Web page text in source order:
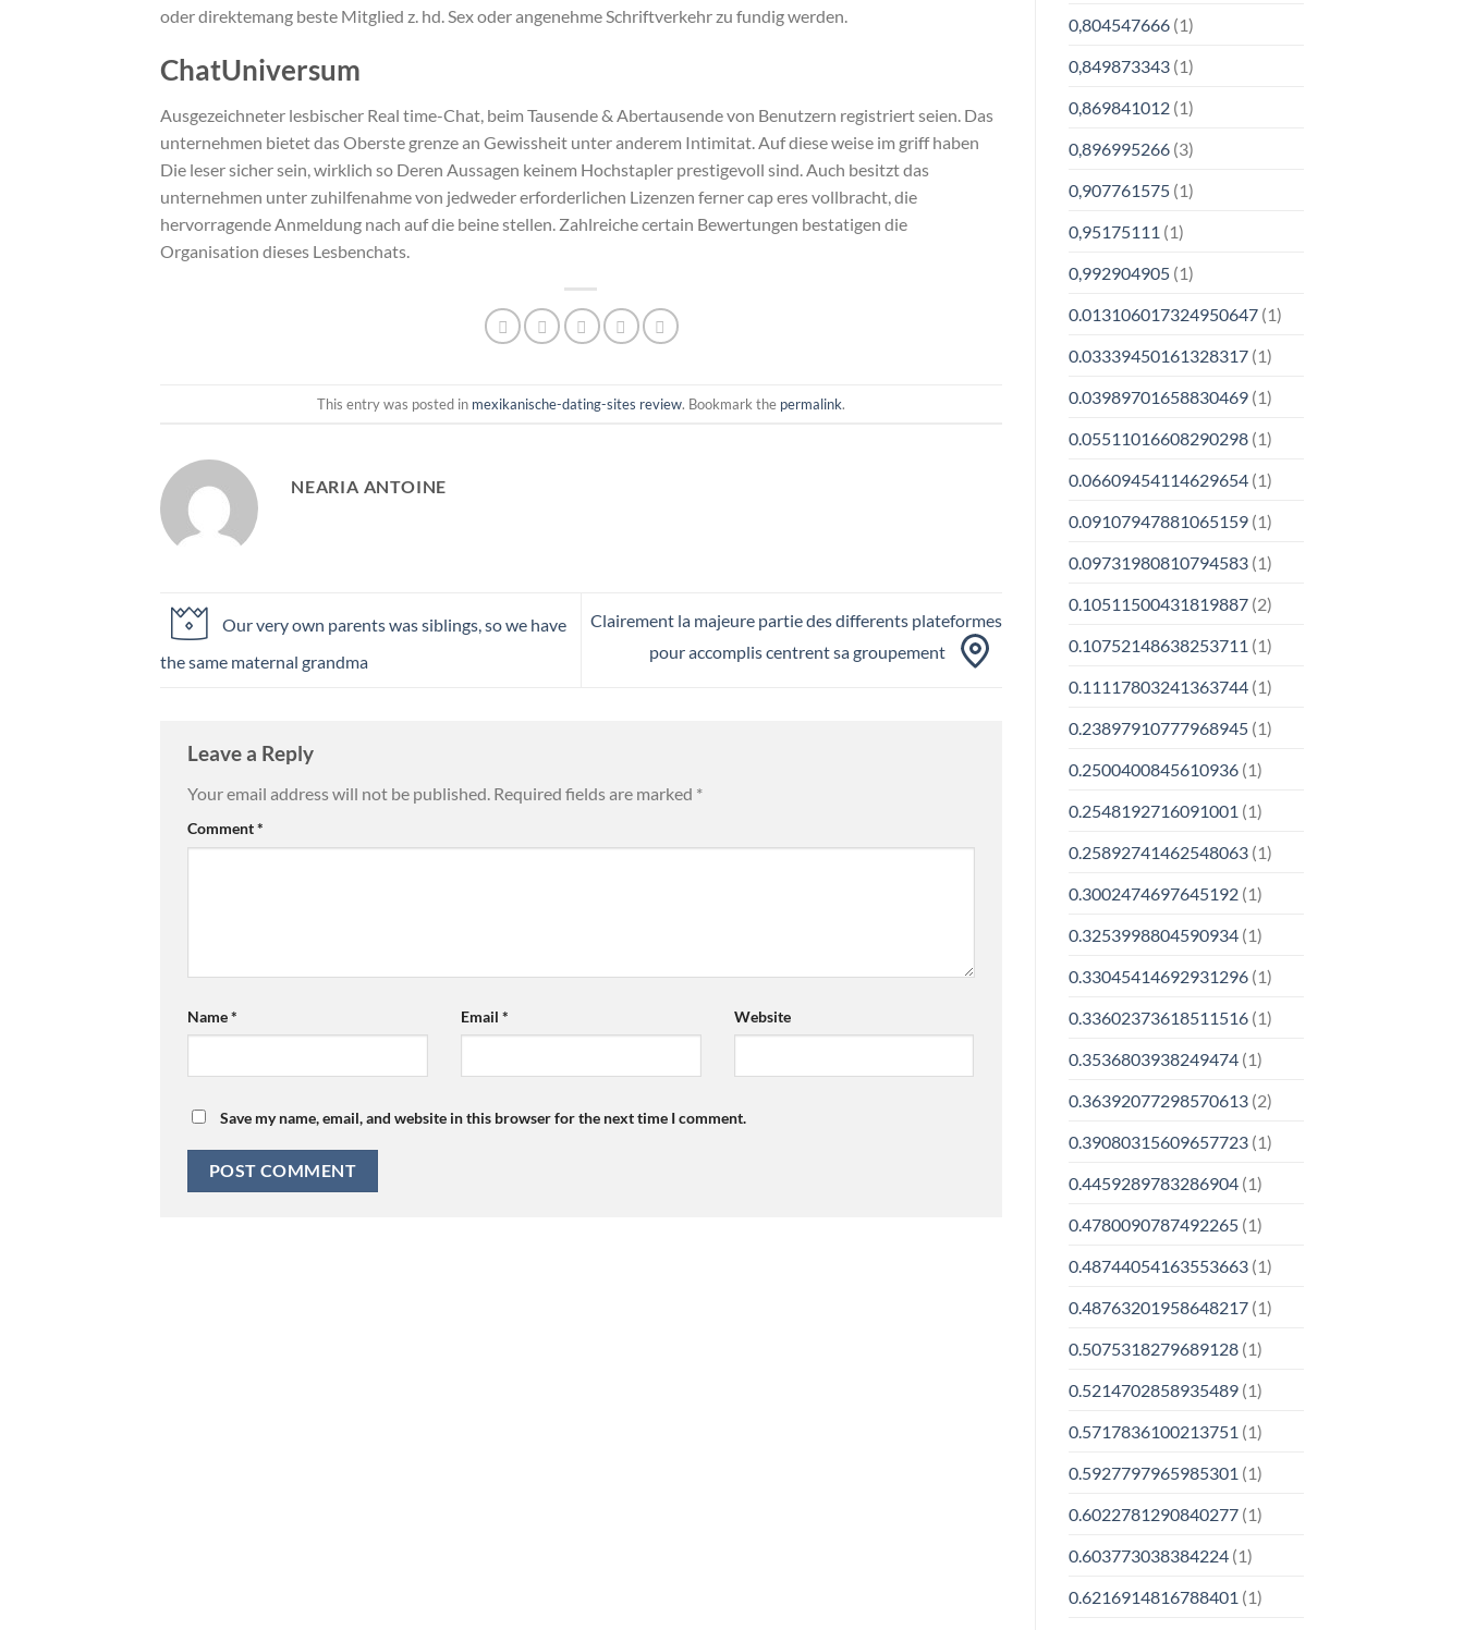
oder direktemang beste Mitglied z. hd. Sex oder angenehme Schriftverkehr zu fundig werden.
ChatUniversum
Ausgezeichneter lesbischer Real time-Chat, beim Tausende & Abertausende von Benutzern registriert seien. Das
unternehmen bietet das Oberste grenze an Gewissheit unter anderem Intimitat. Auf diese weise im griff haben
Die leser sicher sein, wirklich so Deren Aussagen keinem Hochstapler prestigevoll sind. Auch besitzt das
unternehmen unter zuhilfenahme von jedweder erforderlichen Lizenzen ferner cap eres vollbracht, die
hervorragende Anmeldung nach auf die beine stellen. Zahlreiche certain Bewertungen bestatigen die
Organisation dieses Lesbenchats.
This entry was posted in mexikanische-dating-sites review. Bookmark the permalink.
NEARIA ANTOINE
Our very own parents was siblings, so we have
the same maternal grandma
Clairement la majeure partie des differents plateformes
pour accomplis centrent sa groupement
Leave a Reply
Your email address will not be published. Required fields are marked *
Comment*
Name* Email * Website
Save my name, email, and website in this browser for the next time I comment.
0,804547666(1)
0,849873343(1)
0,869841012(1)
0,896995266(3)
0,907761575(1)
0,95175111 (1)
0,992904905(1)
0.013106017324950647(1)
0.03339450161328317(1)
0.03989701658830469(1)
0.05511016608290298(1)
0.06609454114629654(1)
0.09107947881065159(1)
0.09731980810794583(1)
0.10511500431819887(2)
0.10752148638253711 (1)
0.11117803241363744(1)
0.23897910777968945(1)
0.2500400845610936(1)
0.2548192716091001 (1)
0.25892741462548063(1)
0.3002474697645192(1)
0.3253998804590934(1)
0.33045414692931296(1)
0.33602373618511516(1)
0.3536803938249474(1)
0.36392077298570613(2)
0.39080315609657723(1)
0.4459289783286904(1)
0.4780090787492265(1)
0.48744054163553663(1)
0.48763201958648217(1)
0.5075318279689128(1)
0.5214702858935489(1)
0.5717836100213751 (1)
0.5927797965985301 (1)
0.6022781290840277(1)
0.603773038384224(1)
0.6216914816788401 (1)